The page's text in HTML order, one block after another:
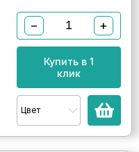
− +
Купить в 1
клик
Цвет